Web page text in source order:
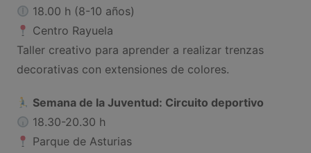
18.00 h (8-10 años)
Centro Rayuela
Taller creativo para aprender a realizar trenzas
decorativas con extensiones de colores.
Semana de la Juventud: Circuito deportivo
18.30-20.30 h
Parque de Asturias